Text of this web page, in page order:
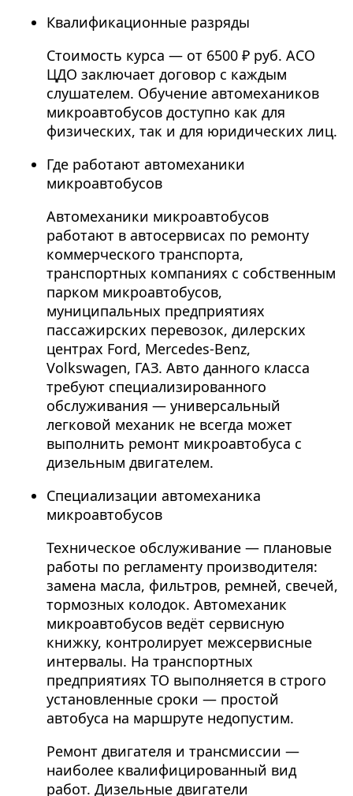
Квалификационные разряды
Стоимость курса — от 6500 ₽ руб. АСО
ЦДО заключает договор с каждым
слушателем. Обучение автомехаников
микроавтобусов доступно как для
физических, так и для юридических лиц.
Где работают автомеханики
микроавтобусов
Автомеханики микроавтобусов
работают в автосервисах по ремонту
коммерческого транспорта,
транспортных компаниях с собственным
парком микроавтобусов,
муниципальных предприятиях
пассажирских перевозок, дилерских
центрах Ford, Mercedes-Benz,
Volkswagen, ГАЗ. Авто данного класса
требуют специализированного
обслуживания — универсальный
легковой механик не всегда может
выполнить ремонт микроавтобуса с
дизельным двигателем.
Специализации автомеханика
микроавтобусов
Техническое обслуживание — плановые
работы по регламенту производителя:
замена масла, фильтров, ремней, свечей,
тормозных колодок. Автомеханик
микроавтобусов ведёт сервисную
книжку, контролирует межсервисные
интервалы. На транспортных
предприятиях ТО выполняется в строго
установленные сроки — простой
автобуса на маршруте недопустим.
Ремонт двигателя и трансмиссии —
наиболее квалифицированный вид
работ. Дизельные двигатели